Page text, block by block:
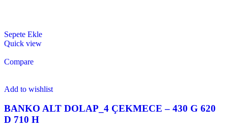
Sepete Ekle
Quick view
Compare
Add to wishlist
BANKO ALT DOLAP_4 ÇEKMECE – 430 G 620
D 710 H